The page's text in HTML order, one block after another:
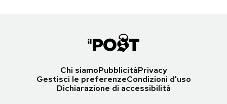
Chi siamoPubblicitàPrivacy
Gestisci le preferenzeCondizioni d'uso
Dichiarazione di accessibilità